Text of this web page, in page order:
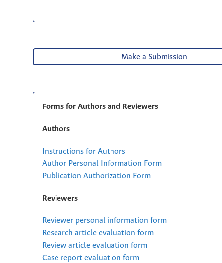
Make a Submission
Forms for Authors and Reviewers
Authors
Instructions for Authors
Author Personal Information Form
Publication Authorization Form
Reviewers
Reviewer personal information form
Research article evaluation form
Review article evaluation form
Case report evaluation form